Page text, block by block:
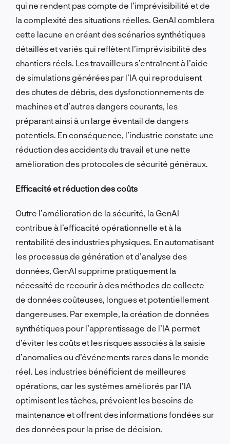
qui ne rendent pas compte de l’imprévisibilité et de
la complexité des situations réelles. GenAI comblera
cette lacune en créant des scénarios synthétiques
détaillés et variés qui reflètent l’imprévisibilité des
chantiers réels. Les travailleurs s’entraînent à l’aide
de simulations générées par l’IA qui reproduisent
des chutes de débris, des dysfonctionnements de
machines et d’autres dangers courants, les
préparant ainsi à un large éventail de dangers
potentiels. En conséquence, l’industrie constate une
réduction des accidents du travail et une nette
amélioration des protocoles de sécurité généraux.
Efficacité et réduction des coûts
Outre l’amélioration de la sécurité, la GenAI
contribue à l’efficacité opérationnelle et à la
rentabilité des industries physiques. En automatisant
les processus de génération et d’analyse des
données, GenAI supprime pratiquement la
nécessité de recourir à des méthodes de collecte
de données coûteuses, longues et potentiellement
dangereuses. Par exemple, la création de données
synthétiques pour l’apprentissage de l’IA permet
d’éviter les coûts et les risques associés à la saisie
d’anomalies ou d’événements rares dans le monde
réel. Les industries bénéficient de meilleures
opérations, car les systèmes améliorés par l’IA
optimisent les tâches, prévoient les besoins de
maintenance et offrent des informations fondées sur
des données pour la prise de décision.